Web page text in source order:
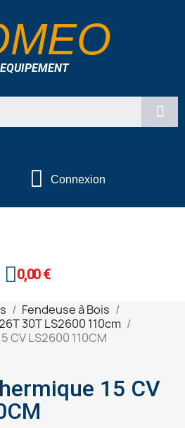
Connexion
0,00 €
Fendeuse à Bois
30T LS2600 110cm
CV LS2600 110CM
15 CV